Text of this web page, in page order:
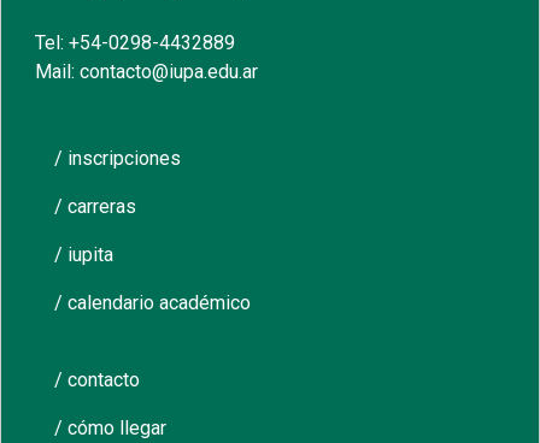
Tel: +54-0298-4432889
Mail: contacto@iupa.edu.ar
/ inscripciones
/ carreras
/ iupita
/ calendario académico
/ contacto
/ cómo llegar